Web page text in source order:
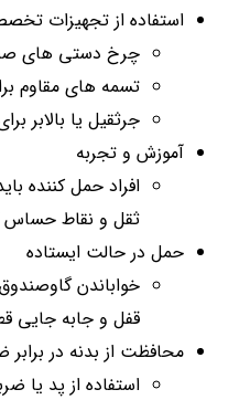
استفاده از تجهیزات
چرخ دستی های
تسمه های مقاوم
جرثقیل یا بالابر
آموزش و تجربه
افراد حمل کننده
ثقل و نقاط حساس
حمل در حالت ایستاده
خواباندن
قفل و جابه جایی
محافظت از بدنه در برابر
استفاده از پد یا